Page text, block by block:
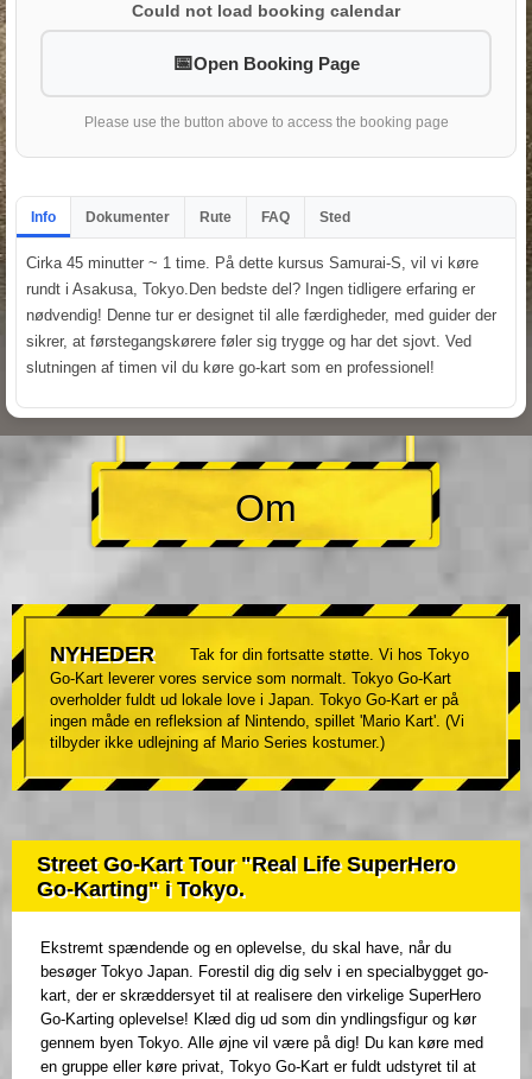
Could not load booking calendar
Open Booking Page
Please use the button above to access the booking page
Info Dokumenter Rute FAQ Sted
Cirka 45 minutter ~ 1 time. På dette kursus Samurai-S, vil vi køre
rundt i Asakusa, Tokyo.Den bedste del? Ingen tidligere erfaring er
nødvendig! Denne tur er designet til alle færdigheder, med guider der
sikrer, at førstegangskørere føler sig trygge og har det sjovt. Ved
slutningen af timen vil du køre go-kart som en professionel!
Om
NYHEDER
Tak for din fortsatte støtte. Vi hos Tokyo
Go-Kart leverer vores service som normalt. Tokyo Go-Kart
overholder fuldt ud lokale love i Japan. Tokyo Go-Kart er på
ingen måde en refleksion af Nintendo, spillet 'Mario Kart'. (Vi
tilbyder ikke udlejning af Mario Series kostumer.)
Street Go-Kart Tour "Real Life SuperHero
Go-Karting" i Tokyo.
Ekstremt spændende og en oplevelse, du skal have, når du
besøger Tokyo Japan. Forestil dig dig selv i en specialbygget go-
kart, der er skræddersyet til at realisere den virkelige SuperHero
Go-Karting oplevelse! Klæd dig ud som din yndlingsfigur og kør
gennem byen Tokyo. Alle øjne vil være på dig! Du kan køre med
en gruppe eller køre privat, Tokyo Go-Kart er fuldt udstyret til at